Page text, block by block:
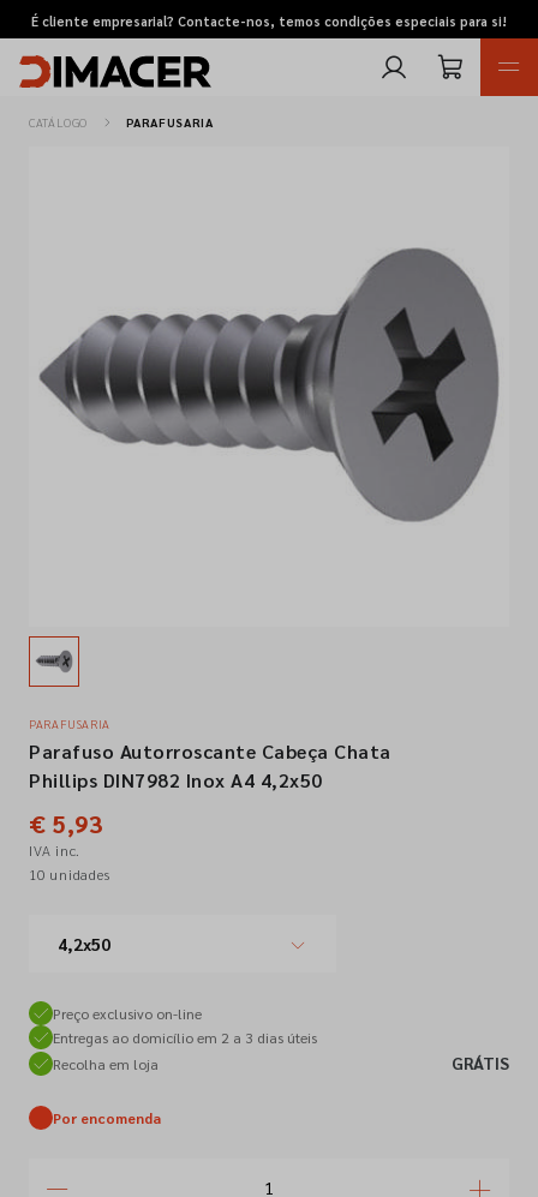
É cliente empresarial? Contacte-nos, temos condições especiais para si!
Retomas
Pedidos de cotação
Contactos
Siga-nos nas redes sociais
CATÁLOGO PARAFUSARIA
PARAFUSARIA
Parafuso Autorroscante Cabeça Chata
Phillips DIN7982 Inox A4 4,2x50
€ 5,93
IVA inc.
10 unidades
4,2x50
Preço exclusivo on-line
Entregas ao domicílio em 2 a 3 dias úteis
Recolha em loja
GRÁTIS
Por encomenda